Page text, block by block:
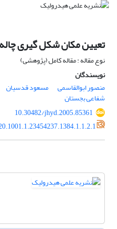
تعیین مکان شکل گیری
نوع مقاله : مقاله کامل (پژوهشی)
نویسندگان
منصور ابوالقاسمی
مسعود قدسیان
شفاعی بجستان
10.30482/jhyd.2005.85361